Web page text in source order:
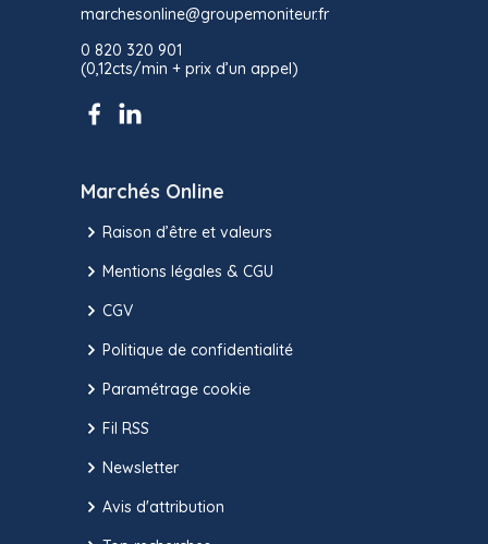
marchesonline@groupemoniteur.fr
0 820 320 901
(0,12cts/min + prix d’un appel)
Marchés Online
Raison d’être et valeurs
Mentions légales & CGU
CGV
Politique de confidentialité
Paramétrage cookie
Fil RSS
Newsletter
Avis d'attribution